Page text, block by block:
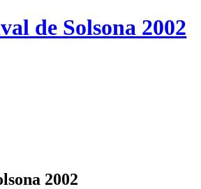
de Solsona 2002
2002